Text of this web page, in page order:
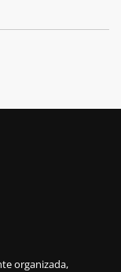
organizada,